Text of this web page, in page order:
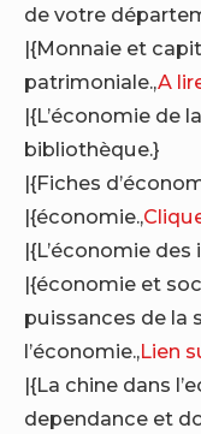
de votre
|{Monnaie et
patrimoniale.,A
|{L’économie de
bibliothèque.}
|{Fiches
|{économie.,
|{L’économie des
|{économie et
puissances de la
l’économie.,Lien
|{La chine dans
dependance et